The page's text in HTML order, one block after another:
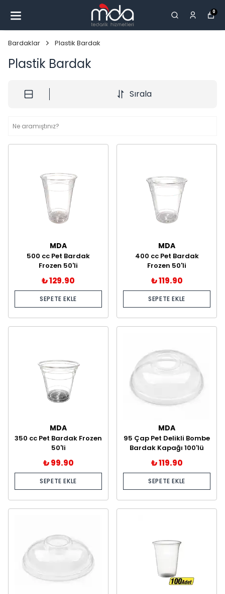
0
Bardaklar Plastik Bardak
Plastik Bardak
Sırala
MDA
500 cc Pet Bardak
Frozen 50'li
₺ 129.90
SEPETE EKLE
MDA
400 cc Pet Bardak
Frozen 50'li
₺ 119.90
SEPETE EKLE
MDA
350 cc Pet Bardak Frozen
50'li
₺ 99.90
SEPETE EKLE
MDA
95 Çap Pet Delikli Bombe
Bardak Kapağı 100'lü
₺ 119.90
SEPETE EKLE